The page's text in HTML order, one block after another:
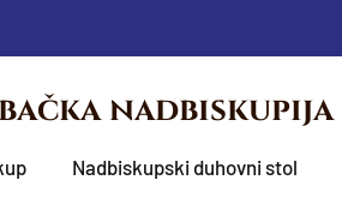
nadbiskupija
Nadbiskupski duhovni stol